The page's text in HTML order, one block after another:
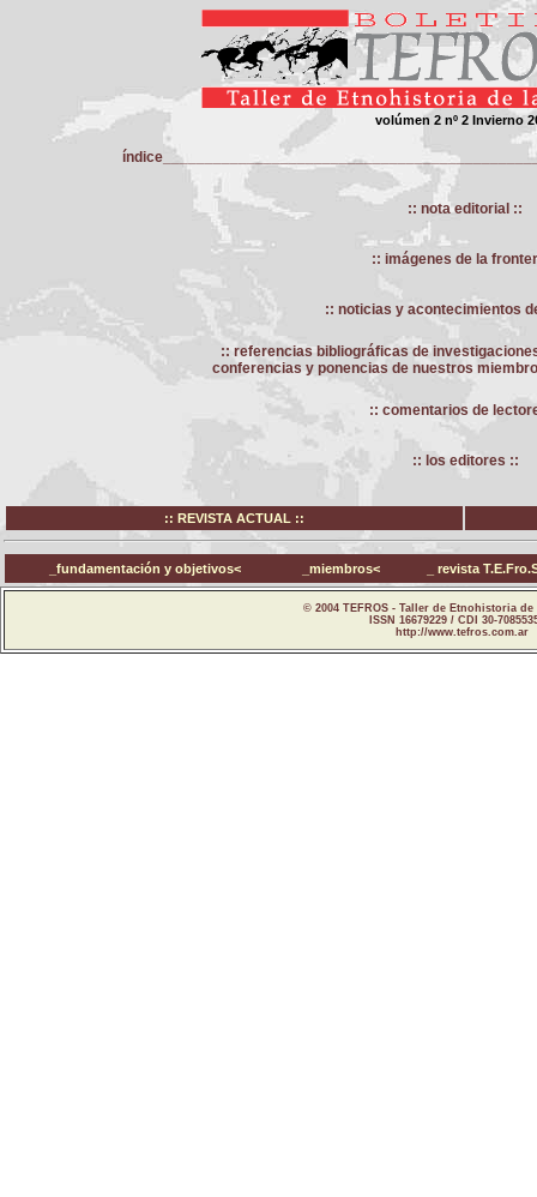
volúmen 2 nº 2 Invierno
:: nota editorial ::
:: imágenes de la
:: noticias y acontecimientos
:: referencias bibliográficas de
conferencias y ponencias de nuestros
:: comentarios de
:: los editores ::
:: REVISTA ACTUAL ::
_fundamentación y objetivos< _miembros< _ revista
© 2004 TEFROS - Taller de Etnohistoria
ISSN 16679229 / CDI 30-
http://www.tefros.com.ar